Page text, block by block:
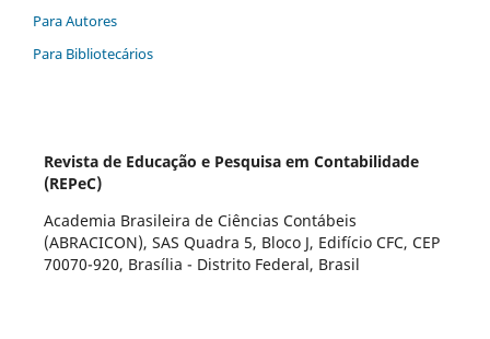
Para Autores
Para Bibliotecários
Revista de Educação e Pesquisa em Contabilidade
(REPeC)
Academia Brasileira de Ciências Contábeis
(ABRACICON), SAS Quadra 5, Bloco J, Edifício CFC, CEP
70070-920, Brasília - Distrito Federal, Brasil